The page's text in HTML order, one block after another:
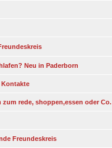
Neu in Paderborn
Kontakte
zum rede, shoppen,essen oder Co.
Freundeskreis